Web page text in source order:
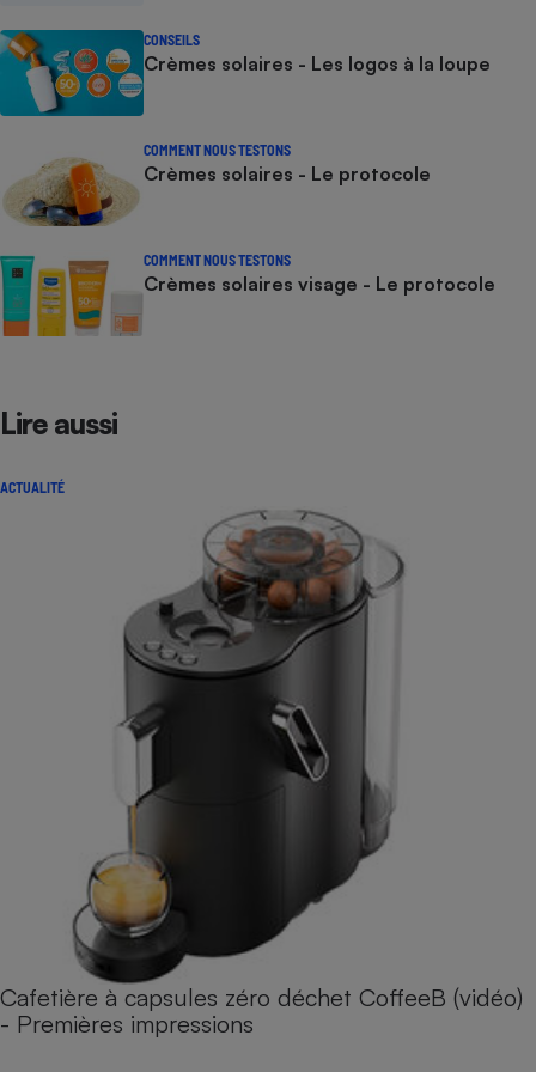
CONSEILS
Crèmes solaires - Les logos à la loupe
COMMENT NOUS TESTONS
Crèmes solaires - Le protocole
COMMENT NOUS TESTONS
Crèmes solaires visage - Le protocole
Lire aussi
ACTUALITÉ
Cafetière à capsules zéro déchet CoffeeB (vidéo)
- Premières impressions